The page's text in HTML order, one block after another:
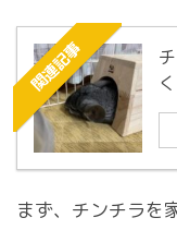
関連記事
まず、チンチラを